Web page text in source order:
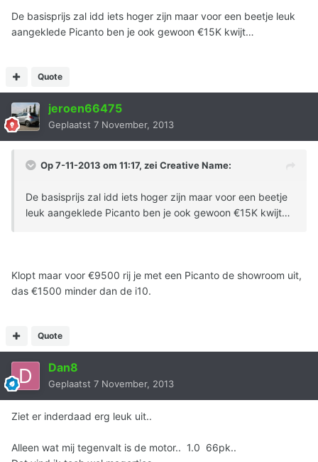
De basisprijs zal idd iets hoger zijn maar voor een beetje leuk
aangeklede Picanto ben je ook gewoon €15K kwijt…
Quote
jeroen66475
Geplaatst 7 November, 2013
Op 7-11-2013 om 11:17, zei Creative Name:
De basisprijs zal idd iets hoger zijn maar voor een beetje
leuk aangeklede Picanto ben je ook gewoon €15K kwijt…
Klopt maar voor €9500 rij je met een Picanto de showroom uit,
das €1500 minder dan de i10.
Quote
Dan8
Geplaatst 7 November, 2013
Ziet er inderdaad erg leuk uit..
Alleen wat mij tegenvalt is de motor.. 1.0 66pk..